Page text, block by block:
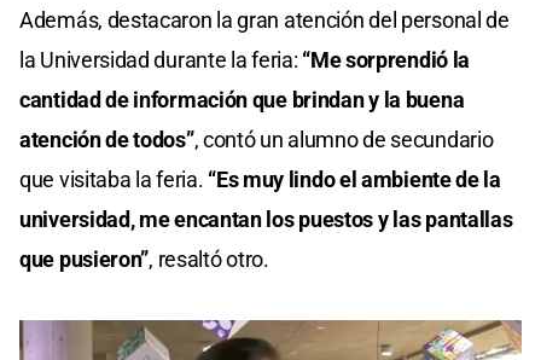
Además, destacaron la gran atención del personal de
la Universidad durante la feria: “Me sorprendió la
cantidad de información que brindan y la buena
atención de todos”, contó un alumno de secundario
que visitaba la feria. “Es muy lindo el ambiente de la
universidad, me encantan los puestos y las pantallas
que pusieron”, resaltó otro.